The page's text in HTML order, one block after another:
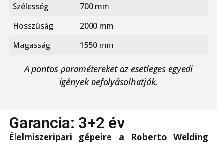
Szélesség
700 mm
Hosszúság
2000 mm
Magasság
1550 mm
A pontos paramétereket az esetleges egyedi
igények befolyásolhatják.
Garancia: 3+2 év
Élelmiszeripari gépeire a Roberto Welding